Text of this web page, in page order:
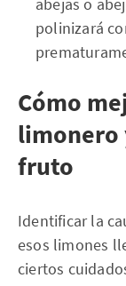
polinizará
Cómo
limonero
fruto
Identificar la
esos limones
ciertos